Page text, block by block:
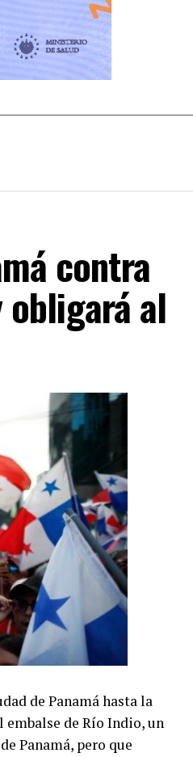
contra
obligará al
de Panamá hasta la
embalse de Río Indio, un
Panamá, pero que